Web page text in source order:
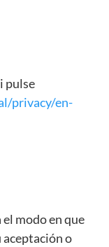
pulse
privacy/en-
modo en que
aceptación o